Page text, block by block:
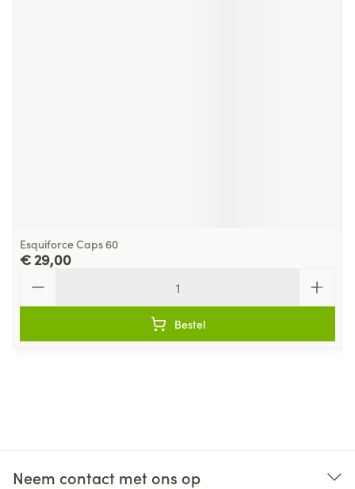
Esquiforce Caps 60
€ 29,00
Bestel
Neem contact met ons op